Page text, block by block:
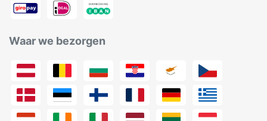
Waar we bezorgen